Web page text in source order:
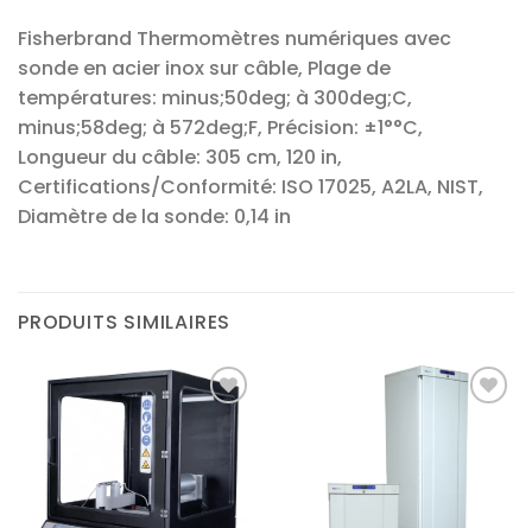
Fisherbrand Thermomètres numériques avec
sonde en acier inox sur câble, Plage de
températures: minus;50deg; à 300deg;C,
minus;58deg; à 572deg;F, Précision: ±1°°C,
Longueur du câble: 305 cm, 120 in,
Certifications/Conformité: ISO 17025, A2LA, NIST,
Diamètre de la sonde: 0,14 in
PRODUITS SIMILAIRES
Ajouter
à la liste
d’envies